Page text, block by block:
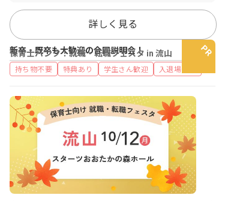
詳しく見る
保育士バンク！就職・転職フェスタ in 流山
新卒・既卒も大歓迎の合同説明会！
持ち物不要 特典あり 学生さん歓迎 入退場自由